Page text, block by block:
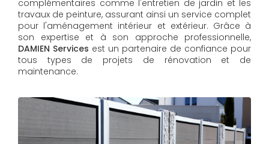
complémentaires comme l'entretien de jardin et les
travaux de peinture, assurant ainsi un service complet
pour l'aménagement intérieur et extérieur. Grâce à
son expertise et à son approche professionnelle,
DAMIEN Services​​​​​​​ est un partenaire de confiance pour
tous types de projets de rénovation et de
maintenance.